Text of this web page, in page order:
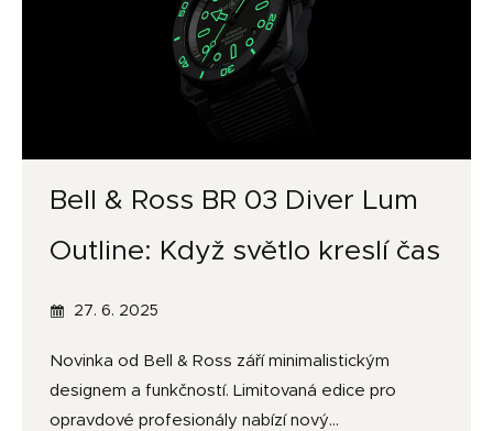
Bell & Ross BR 03 Diver Lum
Outline: Když světlo kreslí čas
27. 6. 2025
Novinka od Bell & Ross září minimalistickým
designem a funkčností. Limitovaná edice pro
opravdové profesionály nabízí nový…